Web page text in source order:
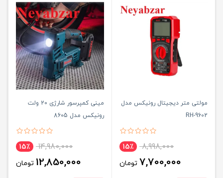
مولتی متر دیجیتال رونیکس مدل
RH-9602
8,998,000 15٪
7,700,000 تومان
مینی کمپرسور شارژی 20 ولت
رونیکس مدل 8605
14,980,000 15٪
12,850,000 تومان